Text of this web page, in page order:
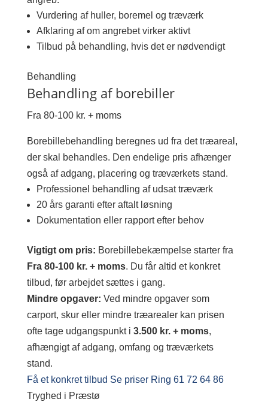
Vurdering af huller, boremel og træværk
Afklaring af om angrebet virker aktivt
Tilbud på behandling, hvis det er nødvendigt
Behandling
Behandling af borebiller
Fra 80-100 kr. + moms
Borebillebehandling beregnes ud fra det træareal,
der skal behandles. Den endelige pris afhænger
også af adgang, placering og træværkets stand.
Professionel behandling af udsat træværk
20 års garanti efter aftalt løsning
Dokumentation eller rapport efter behov
Vigtigt om pris: Borebillebekæmpelse starter fra
Fra 80-100 kr. + moms. Du får altid et konkret
tilbud, før arbejdet sættes i gang.
Mindre opgaver: Ved mindre opgaver som
carport, skur eller mindre træarealer kan prisen
ofte tage udgangspunkt i 3.500 kr. + moms,
afhængigt af adgang, omfang og træværkets
stand.
Få et konkret tilbud Se priser Ring 61 72 64 86
Tryghed i Præstø